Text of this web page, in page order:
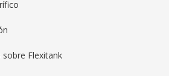
Flexitank